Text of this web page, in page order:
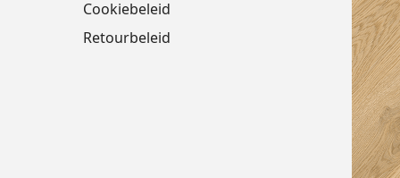
Cookiebeleid
Retourbeleid